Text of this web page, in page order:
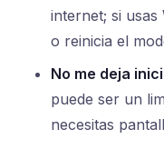
internet; si
o reinicia el
No me deja
puede ser un
necesitas